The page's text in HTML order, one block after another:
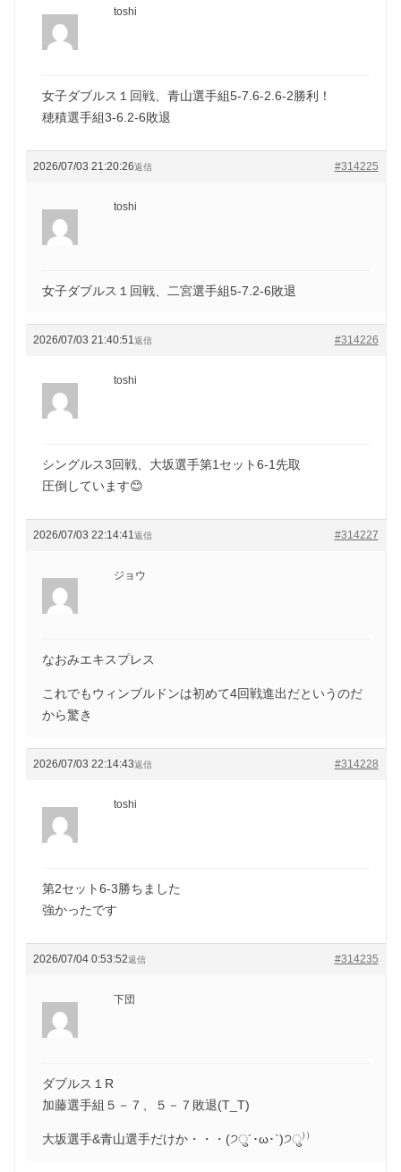
toshi
女子ダブルス１回戦、青山選手組5-7.6-2.6-2勝利！
穂積選手組3-6.2-6敗退
2026/07/03 21:20:26 #314225
返信
toshi
女子ダブルス１回戦、二宮選手組5-7.2-6敗退
2026/07/03 21:40:51 #314226
返信
toshi
シングルス3回戦、大坂選手第1セット6-1先取
圧倒しています😊
2026/07/03 22:14:41 #314227
返信
ジョウ
なおみエキスプレス
これでもウィンブルドンは初めて4回戦進出だというのだ
から驚き
2026/07/03 22:14:43 #314228
返信
toshi
第2セット6-3勝ちました
強かったです
2026/07/04 0:53:52 #314235
返信
下団
ダブルス１R
加藤選手組５－７、５－７敗退(T_T)
大坂選手&青山選手だけか・・・(੭ु´･ω･`)੭ु⁾⁾